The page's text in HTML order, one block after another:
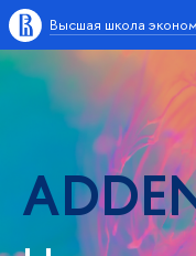
Высшая школа